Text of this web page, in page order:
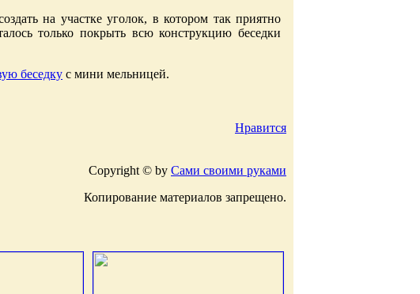
на участке уголок, в котором так приятно
только покрыть всю конструкцию беседки
беседку с мини мельницей.
Нравится
Copyright © by Сами своими руками
Копирование материалов запрещено.